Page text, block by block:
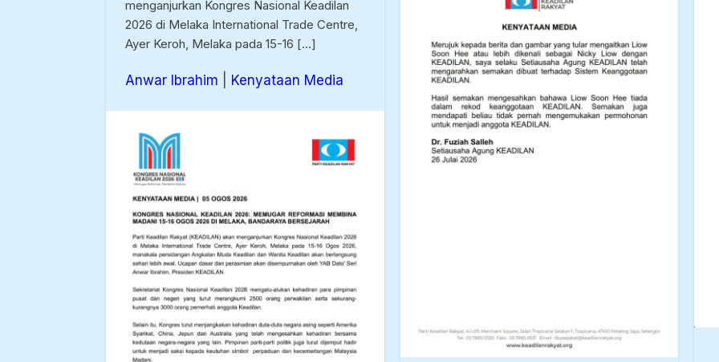
menganjurkan Kongres Nasional Keadilan
2026 di Melaka International Trade Centre,
Ayer Keroh, Melaka pada 15-16 […]
Anwar Ibrahim Kenyataan Media